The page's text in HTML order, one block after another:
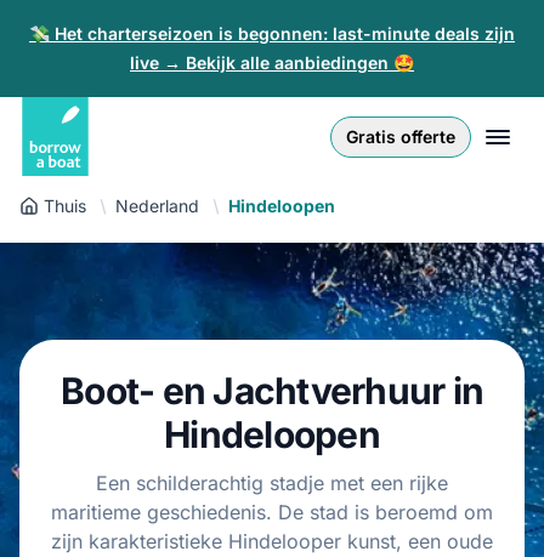
💸 Het charterseizoen is begonnen: last-minute deals zijn
live → Bekijk alle aanbiedingen 🤩
Gratis offerte
Inloggen
Inschrijven
Voor partners
Złoty
English (UK)
Nederlands
Español
Polski
Thuis Nederland Hindeloopen
Boot- en Jachtverhuur in
Hindeloopen
Een schilderachtig stadje met een rijke
maritieme geschiedenis. De stad is beroemd om
zijn karakteristieke Hindelooper kunst, een oude